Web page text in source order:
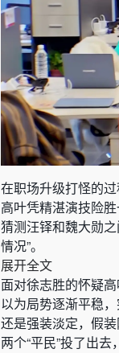
在职场升级打怪的过
高叶凭精湛演技险胜
猜测汪铎和魏大勋
情况”。
展开全文
面对徐志胜的怀疑
以为局势逐渐平稳
还是强装淡定，假
两个“平民”投了出去